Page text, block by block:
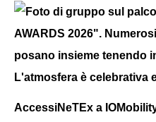
AccessiNeTEx a